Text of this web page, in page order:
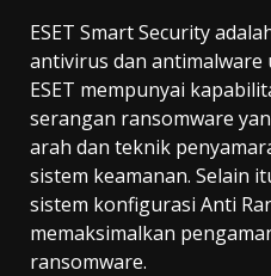
ESET Smart Security
antivirus dan
ESET mempunyai
serangan ransomware
arah dan teknik
sistem keamanan. Selain
sistem konfigurasi Anti
memaksimalkan
ransomware.